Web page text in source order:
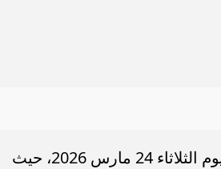
تستأنف المدارس أعمالها التعليمية بعد انتهاء الإجازة مباشرة يوم الثلاثاء 24 مارس 2026، حيث